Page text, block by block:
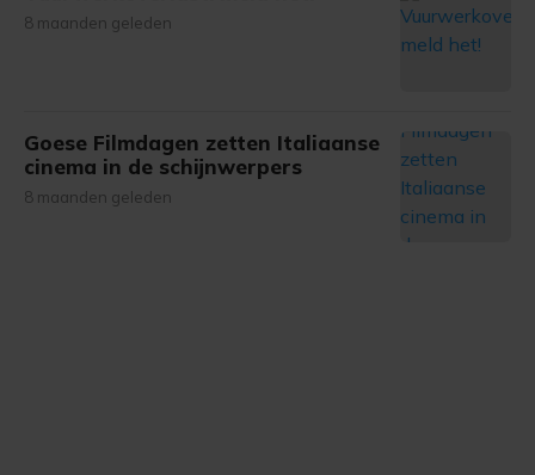
gemaakte keuze altijd wijzigen of intrekken.
8 maanden geleden
Goese Filmdagen zetten Italiaanse
cinema in de schijnwerpers
8 maanden geleden